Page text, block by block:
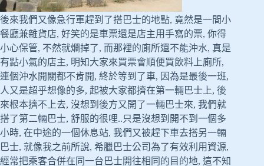
後來我們又像急行軍趕到了搭巴士的地點, 竟然是一間小
餐廳兼雜貨店, 好笑的是車票還是店主用手寫的票, 你得
小心保管, 不然就爛掉了, 而那裡的廁所還不能沖水, 真是
有點小氣的店主, 明知大家來買票會順便買飲料上廁所,
連個沖水開關都不肯開, 終於等到了車, 因為是最後一班,
人又是超乎想像的多, 起被大家都擠在第一輛巴士上, 後
來根本擠不上去, 沒想到後方又開了一輛巴士來, 我們就
搭了第二輛巴士, 舒服的很哩..只是沒想到開不到一個多
小時, 在中途的一個休息站, 我們又被趕下車去搭另一輛
巴士, 就像我之前所說, 希臘巴士公司為了有效利用資源,
經常把乘客合併在同一台巴士開往相同的目的地, 這不知